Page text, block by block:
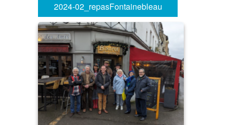
2024-02_repasFontainebleau